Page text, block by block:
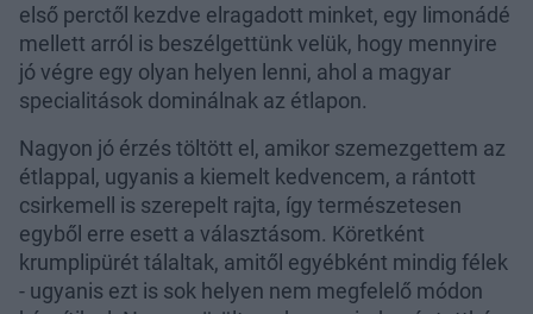
első perctől kezdve elragadott minket, egy limonádé
mellett arról is beszélgettünk velük, hogy mennyire
jó végre egy olyan helyen lenni, ahol a magyar
specialitások dominálnak az étlapon.
Nagyon jó érzés töltött el, amikor szemezgettem az
étlappal, ugyanis a kiemelt kedvencem, a rántott
csirkemell is szerepelt rajta, így természetesen
egyből erre esett a választásom. Köretként
krumplipürét tálaltak, amitől egyébként mindig félek
- ugyanis ezt is sok helyen nem megfelelő módon